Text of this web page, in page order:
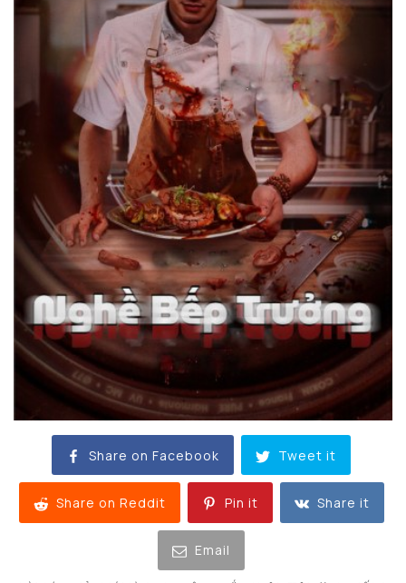
Share on Facebook Tweet it
Share on Reddit Pin it Share it
Email